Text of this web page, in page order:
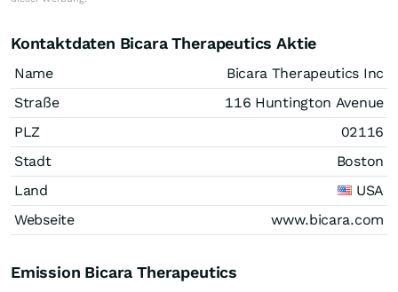
Kontaktdaten Bicara Therapeutics Aktie
Name
Bicara Therapeutics Inc
Straße
116 Huntington Avenue
PLZ
02116
Stadt
Boston
Land
USA
Webseite
www.bicara.com
Emission Bicara Therapeutics